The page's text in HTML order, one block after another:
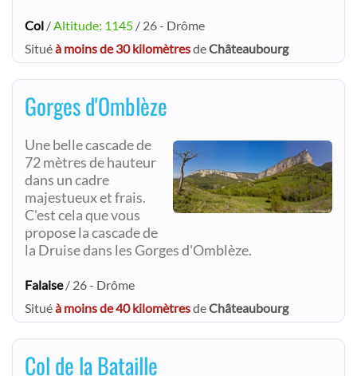
Col /Altitude: 1145 / 26 - Drôme
Situéà moins de 30 kilomètresdeChâteaubourg
Gorges d'Omblèze
Une belle cascade de
72 mètres de hauteur
dans un cadre
majestueux et frais.
C'est cela que vous
propose la cascade de
la Druise dans les Gorges d'Omblèze.
Falaise/ 26 - Drôme
Situéà moins de 40 kilomètresdeChâteaubourg
Col de la Bataille